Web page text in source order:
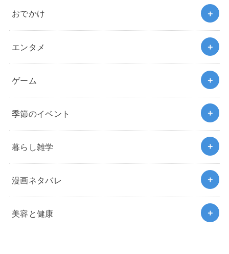
おでかけ
エンタメ
ゲーム
季節のイベント
暮らし雑学
漫画ネタバレ
美容と健康